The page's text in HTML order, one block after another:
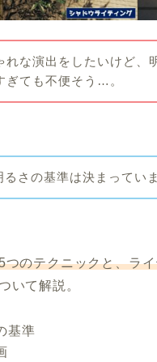
れな演出をしたいけど、
ぎても不便そう…。
るさの基準は決まってい
つのテクニックと、ラ
いて解説。
基準